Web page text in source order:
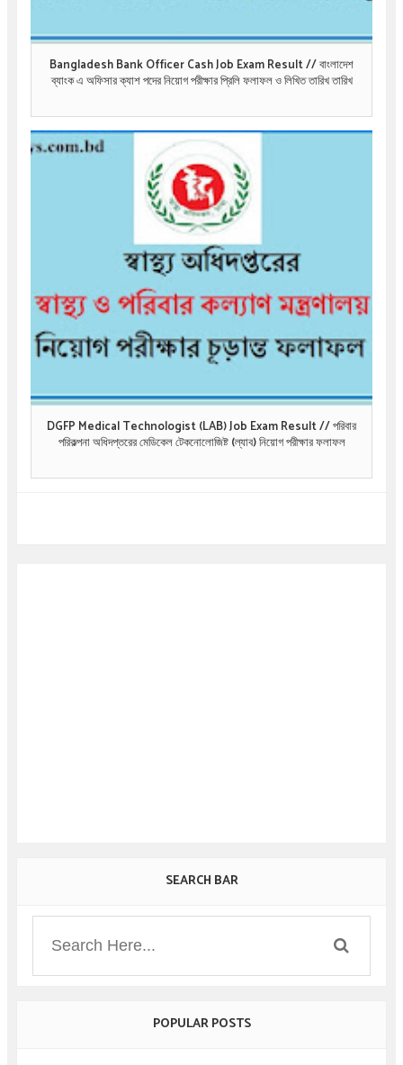
Bangladesh Bank Officer Cash Job Exam Result // বাংলাদেশ
ব্যাংক এ অফিসার ক্যাশ পদের নিয়োগ পরীক্ষার প্রিলি ফলাফল ও লিখিত তারিখ তারিখ
DGFP Medical Technologist (LAB) Job Exam Result // পরিবার
পরিকল্পনা অধিদপ্তরের মেডিকেল টেকনোলোজিষ্ট (ল্যাব) নিয়োগ পরীক্ষার ফলাফল
SEARCH BAR
POPULAR POSTS